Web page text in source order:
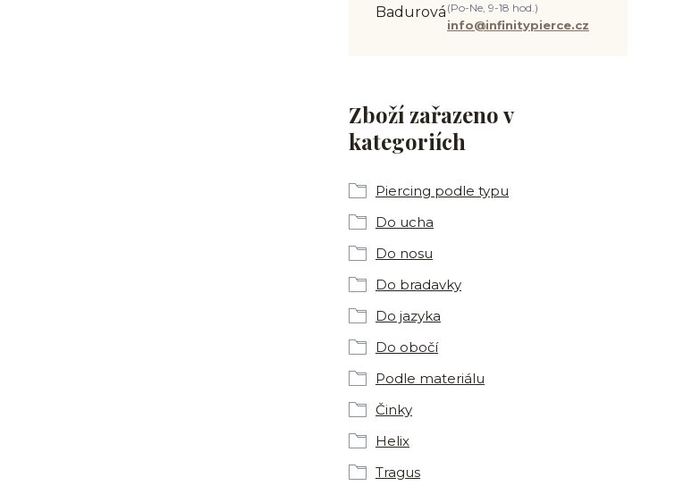
Zboží zařazeno v
kategoriích
Piercing podle typu
Do ucha
Do nosu
Do bradavky
Do jazyka
Do obočí
Podle materiálu
Činky
Helix
Tragus
(Po-Ne, 9-18 hod.)
info@infinitypierce.cz